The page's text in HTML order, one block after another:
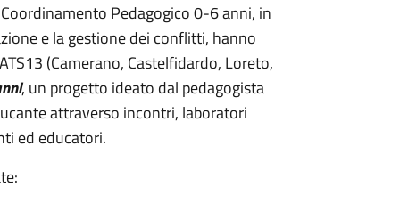
Pedagogico 0-6 anni, in
e la gestione dei conflitti, hanno
(Camerano, Castelfidardo, Loreto,
, un progetto ideato dal pedagogista
attraverso incontri, laboratori
ed educatori.